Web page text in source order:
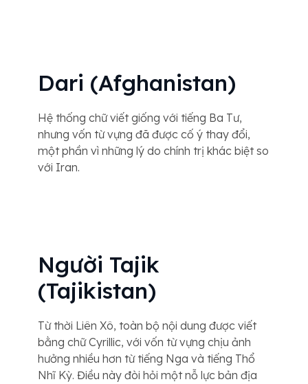
Dari (Afghanistan)
Hệ thống chữ viết giống với tiếng Ba Tư,
nhưng vốn từ vựng đã được cố ý thay đổi,
một phần vì những lý do chính trị khác biệt so
với Iran.
Người Tajik
(Tajikistan)
Từ thời Liên Xô, toàn bộ nội dung được viết
bằng chữ Cyrillic, với vốn từ vựng chịu ảnh
hưởng nhiều hơn từ tiếng Nga và tiếng Thổ
Nhĩ Kỳ. Điều này đòi hỏi một nỗ lực bản địa